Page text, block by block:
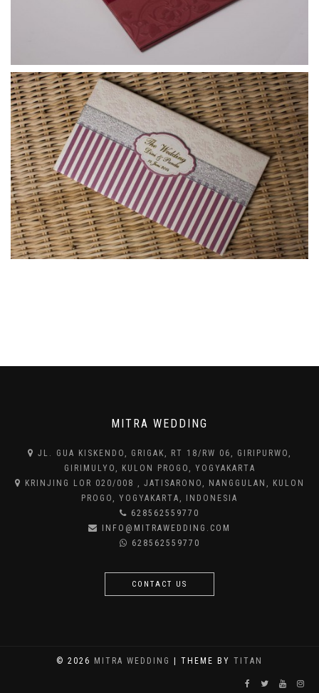
MITRA WEDDING
JL. GUA KISKENDO, GRIGAK, RT 18/RW 06, GIRIPURWO,
GIRIMULYO, KULON PROGO, YOGYAKARTA
KRINJING LOR 020/008 , JATISARONO, NANGGULAN, KULON
PROGO, YOGYAKARTA, INDONESIA
628562559770
INFO@MITRAWEDDING.COM
628562559770
CONTACT US
© 2026 MITRA WEDDING | THEME BY TITAN